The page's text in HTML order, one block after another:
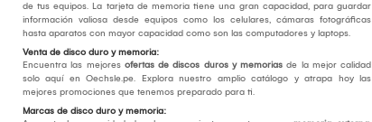
de tus equipos. La tarjeta de memoria tiene una gran capacidad, para guardar
información valiosa desde equipos como los celulares, cámaras fotográficas
hasta aparatos con mayor capacidad como son las computadores y laptops.
Venta de disco duro y memoria:
Encuentra las mejores ofertas de discos duros y memorias de la mejor calidad
solo aquí en Oechsle.pe. Explora nuestro amplio catálogo y atrapa hoy las
mejores promociones que tenemos preparado para ti.
Marcas de disco duro y memoria: